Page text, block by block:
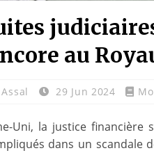
au
29 Jun 2024
Uni, la justice financière
dans un scandale